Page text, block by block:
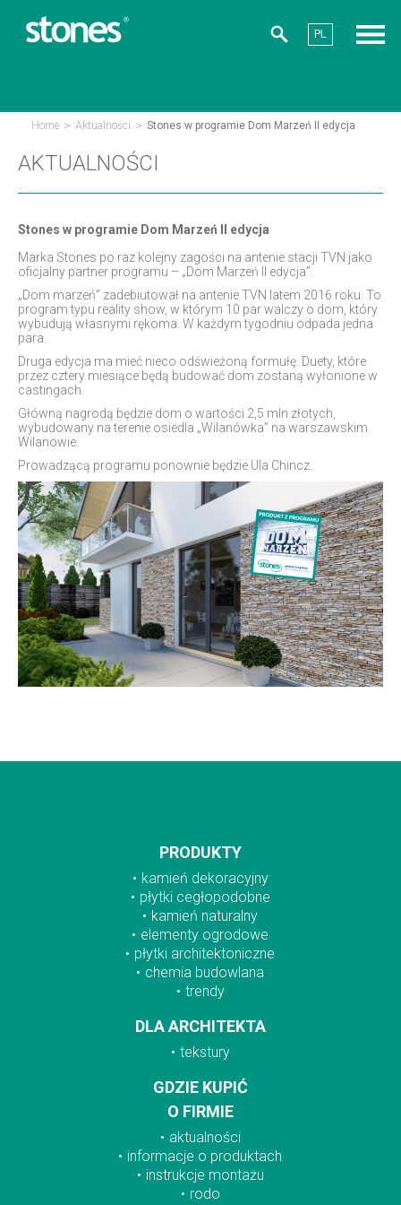
PL
Home > Aktualności > Stones w programie Dom Marzeń II edycja
AKTUALNOŚCI
Stones w programie Dom Marzeń II edycja
Marka Stones po raz kolejny zagości na antenie stacji TVN jako
oficjalny partner programu – „Dom Marzeń II edycja”.
„Dom marzeń” zadebiutował na antenie TVN latem 2016 roku. To
program typu reality show, w którym 10 par walczy o dom, który
wybudują własnymi rękoma. W każdym tygodniu odpada jedna
para.
Druga edycja ma mieć nieco odświeżoną formułę. Duety, które
przez cztery miesiące będą budować dom zostaną wyłonione w
castingach.
Główną nagrodą będzie dom o wartości 2,5 mln złotych,
wybudowany na terenie osiedla „Wilanówka” na warszawskim
Wilanowie.
Prowadzącą programu ponownie będzie Ula Chincz.
PRODUKTY
kamień dekoracyjny
płytki cegłopodobne
kamień naturalny
elementy ogrodowe
płytki architektoniczne
chemia budowlana
trendy
DLA ARCHITEKTA
tekstury
GDZIE KUPIĆ
O FIRMIE
aktualności
informacje o produktach
instrukcje montażu
rodo